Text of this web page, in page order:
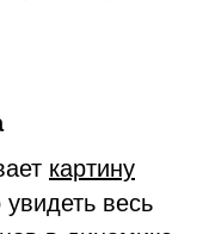
картину
весь